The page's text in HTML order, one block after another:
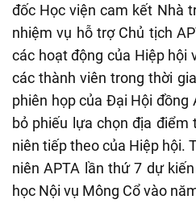
đốc Học viện cam kết Nhà
nhiệm vụ hỗ trợ Chủ tịch
các hoạt động của Hiệp hội
các thành viên trong thời
phiên họp của Đại Hội đồng
bỏ phiếu lựa chọn địa điểm
niên tiếp theo của Hiệp hội.
niên APTA lần thứ 7 dự
học Nội vụ Mông Cổ vào